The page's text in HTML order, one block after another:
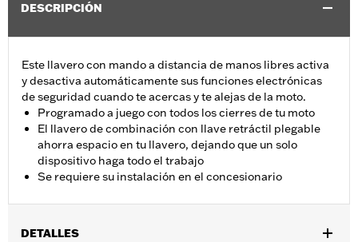
DESCRIPCIÓN
Este llavero con mando a distancia de manos libres activa
y desactiva automáticamente sus funciones electrónicas
de seguridad cuando te acercas y te alejas de la moto.
Programado a juego con todos los cierres de tu moto
El llavero de combinación con llave retráctil plegable
ahorra espacio en tu llavero, dejando que un solo
dispositivo haga todo el trabajo
Se requiere su instalación en el concesionario
DETALLES